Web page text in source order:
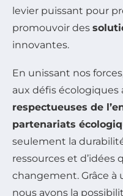
levier puissant pour
promouvoir des
innovantes.
En unissant nos
aux défis écologiques
respectueuses de
partenariats
seulement la
ressources et d’idées
changement. Grâce à
nous avons la